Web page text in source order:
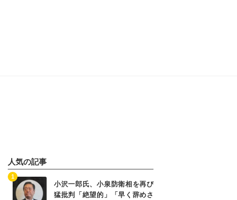
人気の記事
小沢一郎氏、小泉防衛相を再び
猛批判「絶望的」「早く辞めさ
1